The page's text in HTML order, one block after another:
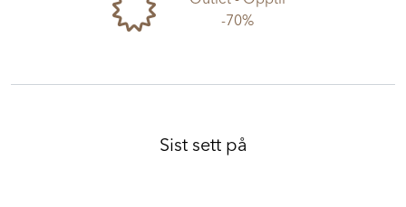
-70%
Sist sett på